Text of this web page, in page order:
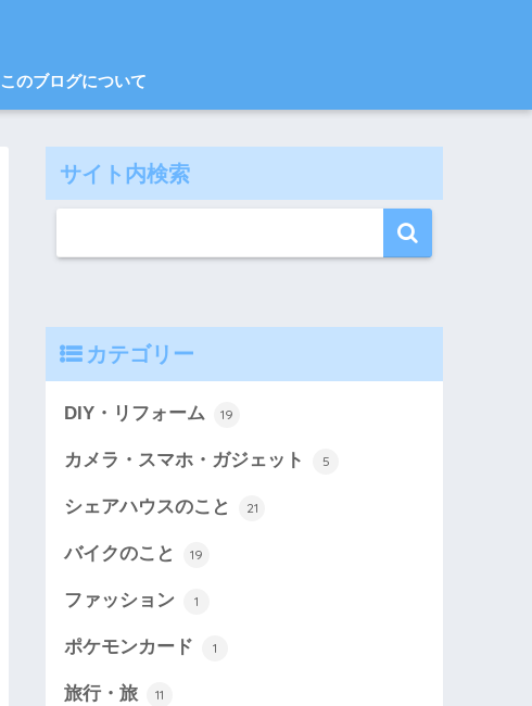
このブログについて
サイト内検索
カテゴリー
DIY・リフォーム 19
カメラ・スマホ・ガジェット 5
シェアハウスのこと 21
バイクのこと 19
ファッション 1
ポケモンカード 1
旅行・旅 11